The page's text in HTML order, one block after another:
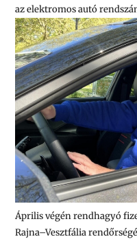
az elektromos autó
Április végén rendhagyó
Rajna–Vesztfália